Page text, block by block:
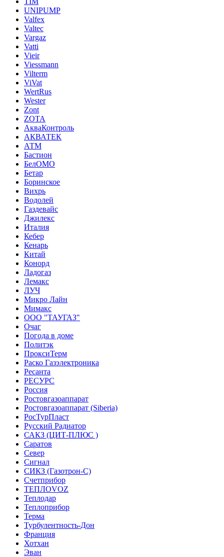
UNIPUMP
Valfex
Valtec
Vargaz
Vatti
Vieir
Viessmann
Vilterm
ViVat
WertRus
Wester
Zont
ZOTA
АкваКонтроль
АКВАТЕК
АТМ
Бастион
БелОМО
Бетар
Боринское
Вихрь
Водолей
Газдевайс
Джилекс
Италия
Кебер
Кенарь
Китай
Конорд
Ладогаз
Лемакс
ЛУЧ
Микро Лайн
Мимакс
ООО "ТАУГАЗ"
Очаг
Погода в доме
Политэк
ПроксиТерм
Раско Газэлектроника
Ресанта
РЕСУРС
Россия
Ростовгазоаппарат
Ростовгазоаппарат (Siberia)
РосТурПласт
Русский Радиатор
САКЗ (ЦИТ-ПЛЮС )
Саратов
Север
Сигнал
СИКЗ (Газотрон-С)
Счетприбор
ТЕПЛОVOZ
Теплодар
Теплоприбор
Терма
Турбулентность-Дон
Франция
Хотхан
Эван